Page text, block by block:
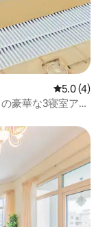
レビュー4
5.0 (4)
豪華な3寝室アパ